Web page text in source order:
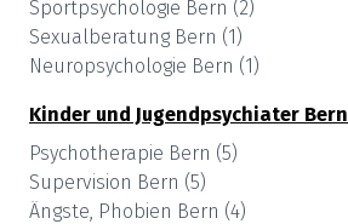
Sportpsychologie Bern (2)
Sexualberatung Bern (1)
Neuropsychologie Bern (1)
Kinder und Jugendpsychiater Bern
Psychotherapie Bern (5)
Supervision Bern (5)
Ängste, Phobien Bern (4)